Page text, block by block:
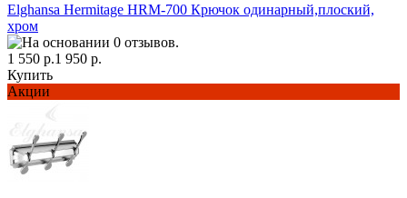
Elghansa Hermitage HRM-700 Крючок одинарный,плоский,
хром
1 550 р.1 950 р.
Купить
Акции